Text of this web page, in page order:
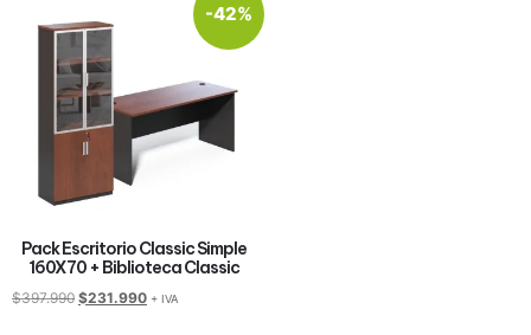
-42%
Pack Escritorio Classic Simple
160X70 + Biblioteca Classic
$397.990 $231.990 + IVA